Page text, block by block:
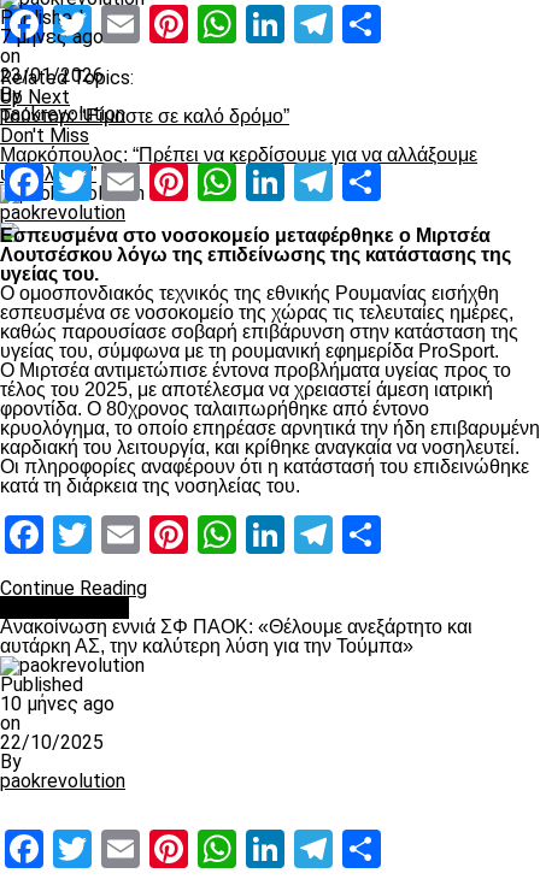
Facebook
Twitter
EmailPinterest
WhatsApp
LinkedIn
Telegram
Related Topics:
Up Next
Τούντορ: “Είμαστε σε καλό δρόμο”
Don't Miss
Μαρκόπουλος: “Πρέπει να κερδίσουμε για να αλλάξουμε
ψυχολογία”
paokrevolution
Published
7 μήνες ago
on
23/01/2026
By
paokrevolution
Facebook
Twitter
EmailPinterest
WhatsApp
LinkedIn
Telegram
Εσπευσμένα στο νοσοκομείο μεταφέρθηκε ο Μιρτσέα
Λουτσέσκου λόγω της επιδείνωσης της κατάστασης της
υγείας του.
Ο ομοσπονδιακός τεχνικός της εθνικής Ρουμανίας εισήχθη
εσπευσμένα σε νοσοκομείο της χώρας τις τελευταίες ημέρες,
καθώς παρουσίασε σοβαρή επιβάρυνση στην κατάσταση της
υγείας του, σύμφωνα με τη ρουμανική εφημερίδα ProSport.
Ο Μιρτσέα αντιμετώπισε έντονα προβλήματα υγείας προς το
τέλος του 2025, με αποτέλεσμα να χρειαστεί άμεση ιατρική
φροντίδα. Ο 80χρονος ταλαιπωρήθηκε από έντονο
κρυολόγημα, το οποίο επηρέασε αρνητικά την ήδη επιβαρυμένη
καρδιακή του λειτουργία, και κρίθηκε αναγκαία να νοσηλευτεί.
Οι πληροφορίες αναφέρουν ότι η κατάστασή του επιδεινώθηκε
κατά τη διάρκεια της νοσηλείας του.
Facebook
Twitter
EmailPinterest
WhatsApp
LinkedIn
Telegram
Continue Reading
Ανακοίνωση εννιά ΣΦ ΠΑΟΚ: «Θέλουμε ανεξάρτητο και
αυτάρκη ΑΣ, την καλύτερη λύση για την Τούμπα»
Published
10 μήνες ago
on
22/10/2025
By
paokrevolution
Facebook
Twitter
EmailPinterest
WhatsApp
LinkedIn
Telegram